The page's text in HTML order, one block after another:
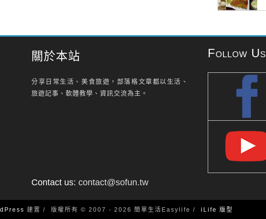
關於本站
分享日常生活、美食旅遊，部落格文章都以生活、
旅遊記事、軟體教學、資訊交流為主。
Contact us: contact@sofun.tw
Follow Us
建置 版權所有 © 2007 - 2026 簡單生活Easylife iLife 版型